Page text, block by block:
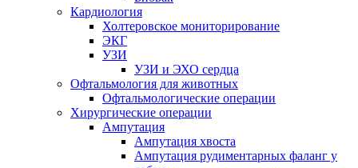
Кардиология
Холтеровское мониторирование
ЭКГ
УЗИ
УЗИ и ЭХО сердца
Офтальмология для животных
Офтальмологические операции
Хирургические операции
Ампутация
Ампутация хвоста
Ампутация рудиментарных фаланг у